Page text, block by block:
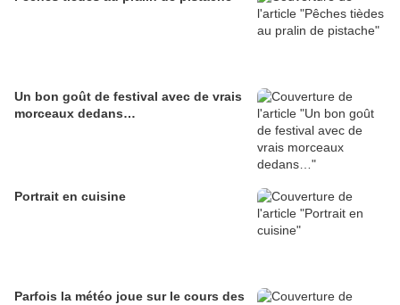
Un bon goût de festival avec de vrais
morceaux dedans…
Portrait en cuisine
Parfois la météo joue sur le cours des